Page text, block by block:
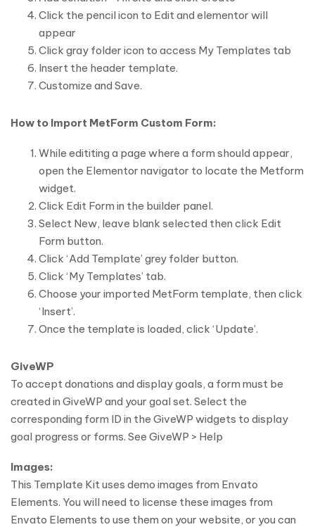
Click the pencil icon to Edit and elementor will
appear
Click gray folder icon to access My Templates tab
Insert the header template.
Customize and Save.
How to Import MetForm Custom Form:
While edititing a page where a form should appear,
open the Elementor navigator to locate the Metform
widget.
Click Edit Form in the builder panel.
Select New, leave blank selected then click Edit
Form button.
Click ‘Add Template’ grey folder button.
Click ‘My Templates’ tab.
Choose your imported MetForm template, then click
‘Insert’.
Once the template is loaded, click ‘Update’.
GiveWP
To accept donations and display goals, a form must be
created in GiveWP and your goal set. Select the
corresponding form ID in the GiveWP widgets to display
goal progress or forms. See GiveWP > Help
Images:
This Template Kit uses demo images from Envato
Elements. You will need to license these images from
Envato Elements to use them on your website, or you can